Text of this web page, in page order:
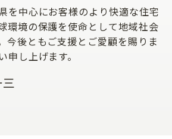
を中心にお客様のより快適な住宅
環境の保護を使命として地域社会
今後ともご支援とご愛顧を賜りま
し上げます。